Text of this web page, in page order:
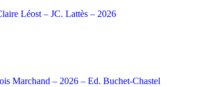
Léost – JC. Lattès – 2026
Marchand – 2026 – Ed. Buchet-Chastel